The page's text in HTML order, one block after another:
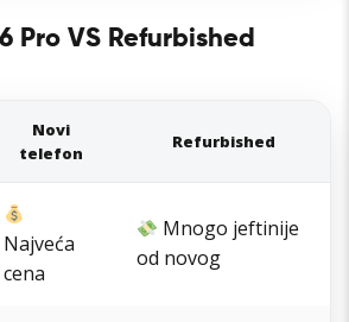
Pro VS Refurbished
Novi
telefon
Refurbished
Najveća
cena
Mnogo jeftinije
od novog